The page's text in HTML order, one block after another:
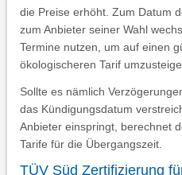
die Preise erhöht. Zum Datum
zum Anbieter seiner Wahl
Termine nutzen, um auf einen
ökologischeren Tarif
Sollte es nämlich
das Kündigungsdatum
Anbieter einspringt, berechnet
Tarife für die Übergangszeit.
TÜV Süd Zertifizierung